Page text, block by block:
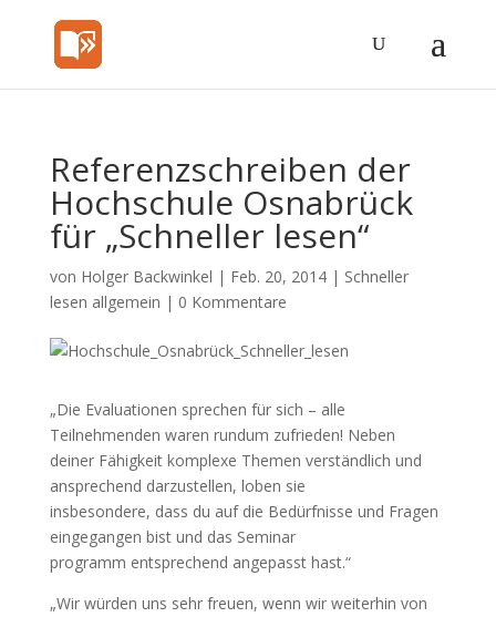
Referenzschreiben der
Hochschule Osnabrück
für „Schneller lesen“
von Holger Backwinkel | Feb. 20, 2014| Schneller
lesen allgemein | 0 Kommentare
„Die Evaluationen sprechen für sich – alle
Teilnehmenden waren rundum zufrieden! Neben
deiner Fähigkeit komplexe Themen verständlich und
ansprechend darzustellen, loben sie
insbesondere, dass du auf die Bedürfnisse und Fragen
eingegangen bist und das Seminar
programm entsprechend angepasst hast.“
„Wir würden uns sehr freuen, wenn wir weiterhin von